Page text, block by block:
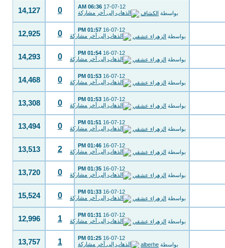
17-07-12
06:36 AM
بواسطة الكشاف 0
14,127
16-07-12
01:57 PM
بواسطة الزهراء عشقي 0
12,925
16-07-12
01:54 PM
بواسطة الزهراء عشقي 0
14,293
16-07-12
01:53 PM
بواسطة الزهراء عشقي 0
14,468
16-07-12
01:53 PM
بواسطة الزهراء عشقي 0
13,308
16-07-12
01:51 PM
بواسطة الزهراء عشقي 0
13,494
16-07-12
01:46 PM
بواسطة الزهراء عشقي 2
13,513
16-07-12
01:35 PM
بواسطة الزهراء عشقي 0
13,720
16-07-12
01:33 PM
بواسطة الزهراء عشقي 0
15,524
16-07-12
01:31 PM
بواسطة الزهراء عشقي 1
12,996
16-07-12
01:25 PM
بواسطة alberhe
1
13,757